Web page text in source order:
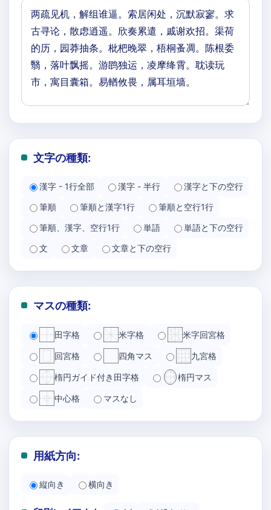
文字の種類:
漢字 - 1行全部 漢字 - 半行
漢字と下の空行
筆順
筆順と漢字1行
筆順と空行1行
筆順、漢字、空行1行
単語
単語と下の空行
文
文章 文章と下の空行
マスの種類:
田字格 米字格 米字回宮格
回宮格 四角マス 九宮格
楕円ガイド付き田字格 楕円マス
中心格 マスなし
用紙方向:
縦向き 横向き